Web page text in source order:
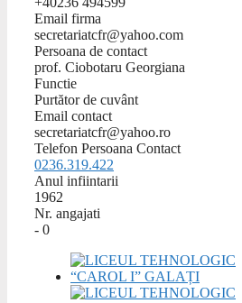
Email firma
secretariatcfr@yahoo.com
Persoana de contact
prof. Ciobotaru Georgiana
Functie
Purtător de cuvânt
Email contact
secretariatcfr@yahoo.ro
Telefon Persoana Contact
0236.319.422
Anul infiintarii
1962
Nr. angajati
- 0